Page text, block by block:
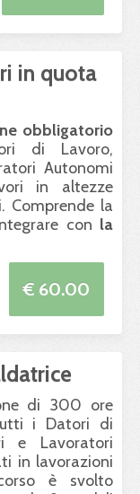
in quota
obbligatorio
di Lavoro,
Autonomi
in altezze
Comprende la
con la
€ 60.00
di 300 ore
i Datori di
e Lavoratori
in lavorazioni
è svolto